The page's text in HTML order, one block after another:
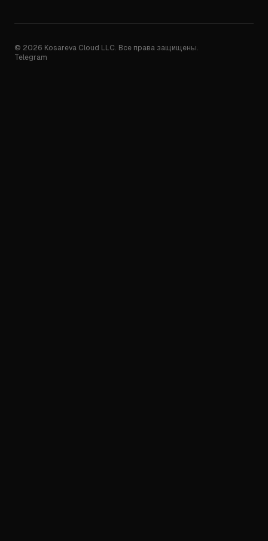
© 2026 Kosareva Cloud LLC. Все права защищены.
Telegram